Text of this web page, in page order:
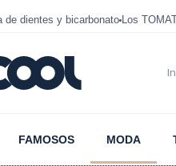
de dientes y bicarbonato Los
FAMOSOS MODA